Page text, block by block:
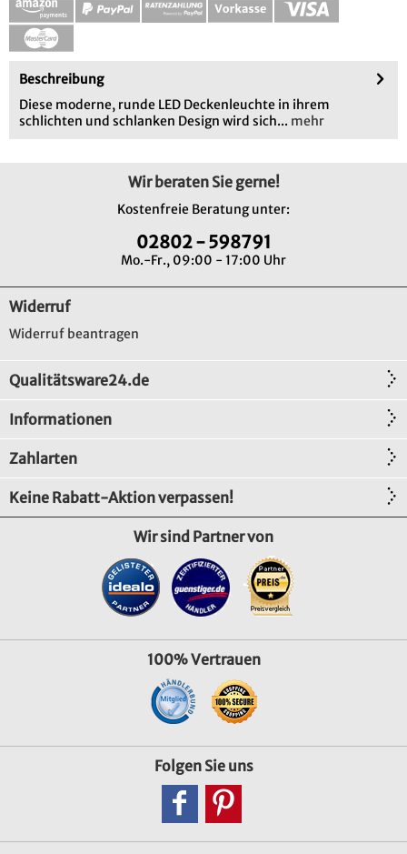
Beschreibung
Diese moderne, runde LED Deckenleuchte in ihrem
schlichten und schlanken Design wird sich... mehr
Wir beraten Sie gerne!
Kostenfreie Beratung unter:
02802 - 598791
Mo.-Fr., 09:00 - 17:00 Uhr
Widerruf
Widerruf beantragen
Qualitätsware24.de
Informationen
Zahlarten
Keine Rabatt-Aktion verpassen!
Wir sind Partner von
100% Vertrauen
Folgen Sie uns